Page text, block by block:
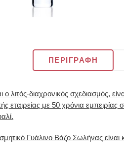
ΠΕΡΙΓΡΑΦΉ
ο λιτός-διαχρονικός σχεδιασμός,
εταιρείας με 50 χρόνια
Γυάλινο Βάζο Σωλήνας